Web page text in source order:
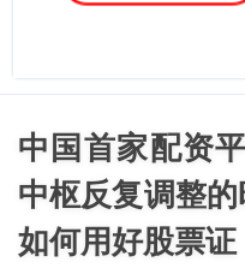
中国首家配资
中枢反复调整
如何用好股票证